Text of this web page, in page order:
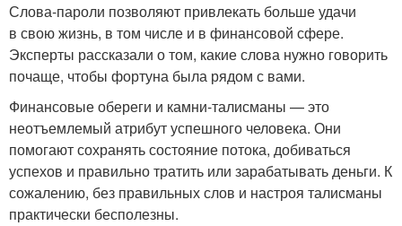
Слова-пароли позволяют привлекать больше удачи
в свою жизнь, в том числе и в финансовой сфере.
Эксперты рассказали о том, какие слова нужно говорить
почаще, чтобы фортуна была рядом с вами.
Финансовые обереги и камни-талисманы — это
неотъемлемый атрибут успешного человека. Они
помогают сохранять состояние потока, добиваться
успехов и правильно тратить или зарабатывать деньги. К
сожалению, без правильных слов и настроя талисманы
практически бесполезны.